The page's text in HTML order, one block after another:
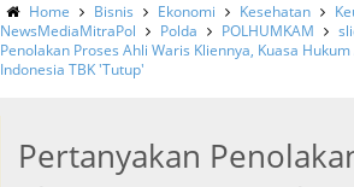
Home Bisnis Ekonomi Kesehatan
NewsMediaMitraPol
Polda POLHUMKAM
Penolakan Proses Ahli Waris Kliennya, Kuasa
Indonesia TBK 'Tutup'
Pertanyakan